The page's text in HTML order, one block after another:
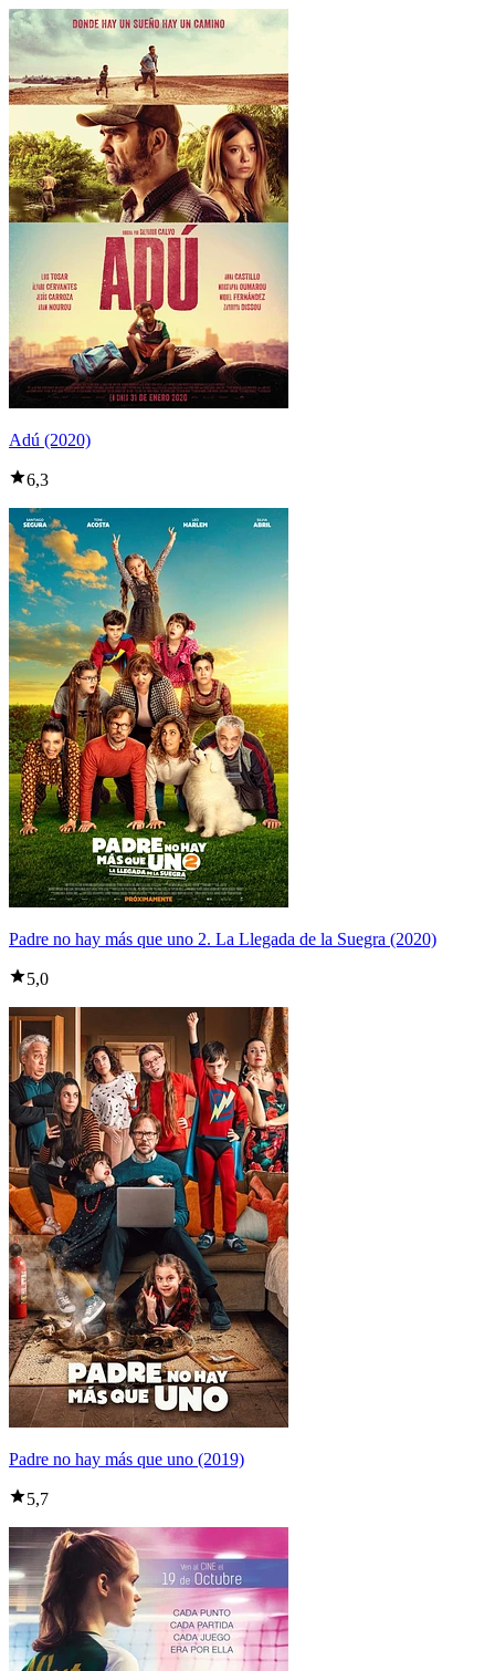
Adú (2020)
6,3
Padre no hay más que uno 2. La Llegada de la Suegra (2020)
5,0
Padre no hay más que uno (2019)
5,7